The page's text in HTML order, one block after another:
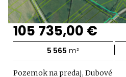
105 735,00 €
5 565 m² |
Pozemok na predaj, Dubové